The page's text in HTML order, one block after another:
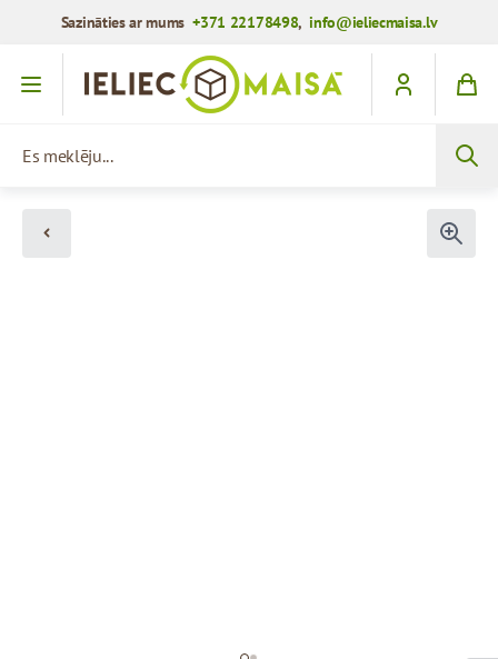
Sazināties ar mums+371 22178498,info@ieliecmaisa.lv
Iet uz saturu